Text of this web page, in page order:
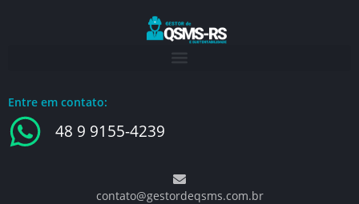
Entre em contato:
48 9 9155-4239
contato@gestordeqsms.com.br